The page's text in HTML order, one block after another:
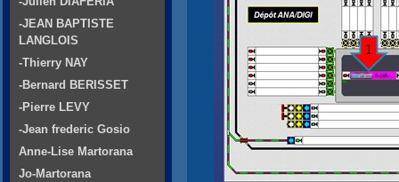
-JEAN BAPTISTE
LANGLOIS
-Thierry NAY
-Bernard BERISSET
-Pierre LEVY
-Jean frederic Gosio
Anne-Lise Martorana
Jo-Martorana